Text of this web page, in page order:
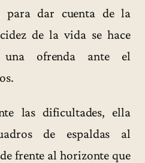
para dar cuenta de la
de la vida se hace
una ofrenda ante el
las dificultades, ella
de espaldas al
frente al horizonte que